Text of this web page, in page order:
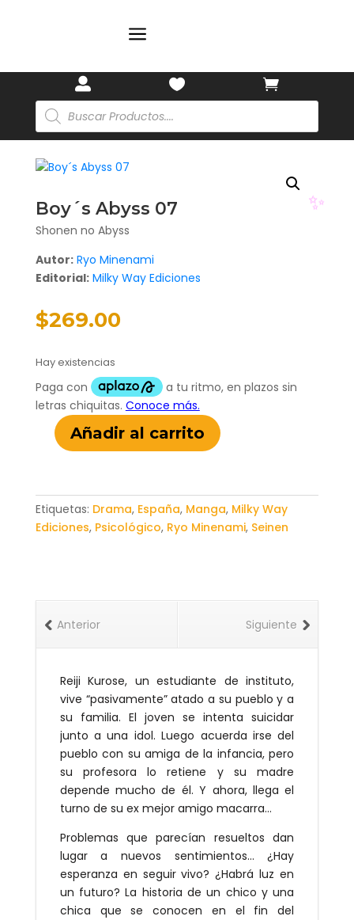
a
 

Búsqueda
de
productos
Boy´s Abyss 07
Shonen no Abyss
Autor: Ryo Minenami
Editorial: Milky Way Ediciones
$269.00
Hay existencias
Boy
07
cantidad
Añadir al carrito
Etiquetas: Drama, España, Manga, Milky Way
Ediciones, Psicológico, Ryo Minenami, Seinen
Siguiente
Anterior
Reiji Kurose, un estudiante de instituto,
vive “pasivamente” atado a su pueblo y a
su familia. El joven se intenta suicidar
junto a una idol. Luego acuerda irse del
pueblo con su amiga de la infancia, pero
su profesora lo retiene y su madre
depende mucho de él. Y ahora, llega el
turno de su ex mejor amigo macarra…
Problemas que parecían resueltos dan
lugar a nuevos sentimientos… ¿Hay
esperanza en seguir vivo? ¿Habrá luz en
un futuro? La historia de un chico y una
chica que se conocen en el fin del